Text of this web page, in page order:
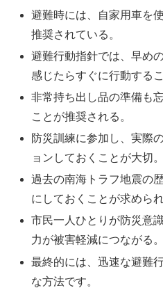
避難時には、自家用車を
推奨されている。
避難行動指針では、早め
感じたらすぐに行動する
非常持ち出し品の準備も
ことが推奨される。
防災訓練に参加し、実際
ョンしておくことが大切。
過去の南海トラフ地震の
にしておくことが求められ
市民一人ひとりが防災意
力が被害軽減につながる。
最終的には、迅速な避難
な方法です。